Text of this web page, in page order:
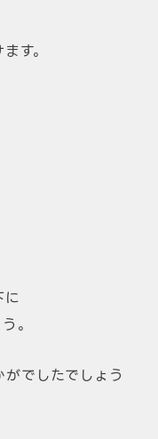
す。
。
でしたでしょう